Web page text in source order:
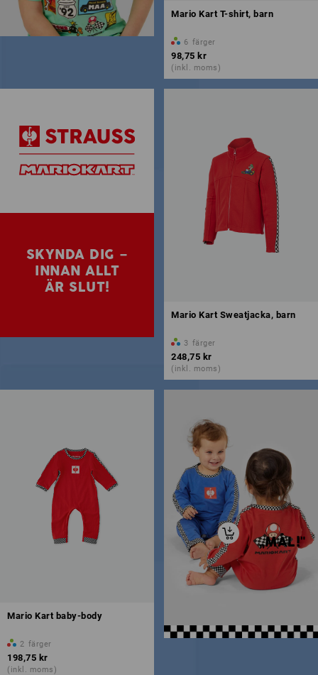
Mario Kart T-shirt, barn
6 färger
98,75 kr
(inkl. moms)
SKYNDA DIG –
INNAN ALLT
ÄR SLUT!
Mario Kart Sweatjacka, barn
3 färger
248,75 kr
(inkl. moms)
Mario Kart baby-body
2 färger
198,75 kr
(inkl. moms)
„MÅL!"